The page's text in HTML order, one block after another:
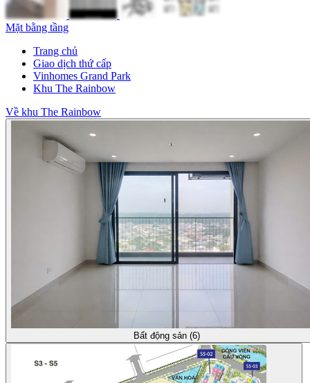
Mặt bằng tầng
Trang chủ
Giao dịch thứ cấp
Vinhomes Grand Park
Khu The Rainbow
Về khu The Rainbow
Bất động sản (6)